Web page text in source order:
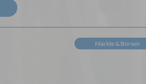
Märkte & Börsen